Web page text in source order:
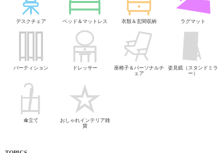
デスクチェア ベッド＆マットレス 衣類＆玄関収納 ラグマット
パーティション ドレッサー
座椅子＆パーソナルチ
ェア
姿見鏡（スタンドミラ
ー）
傘立て
おしゃれインテリア雑
貨